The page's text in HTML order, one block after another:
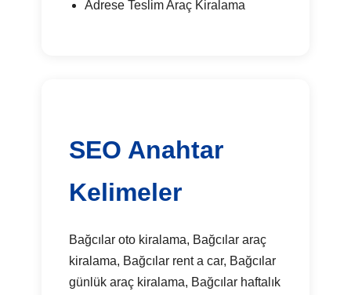
Adrese Teslim Araç Kiralama
SEO Anahtar
Kelimeler
Bağcılar oto kiralama, Bağcılar araç
kiralama, Bağcılar rent a car, Bağcılar
günlük araç kiralama, Bağcılar haftalık